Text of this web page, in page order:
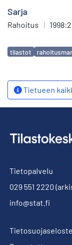
Sarja
Rahoitus | 1998:2
Avainsanat
tilastot
Tietueen
Tietopalvelu
029 551 2220
info@stat.fi
Tietosuojaseloste